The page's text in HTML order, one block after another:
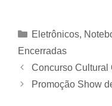
Categorias
Eletrônicos,
Encerradas
Concurso Cultural
Promoção Show